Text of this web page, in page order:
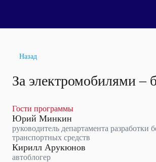
Назад
За электромобилями –
Гости программы
Юрий Минкин
руководитель департамента разработки
транспортных средств
Кирилл Арукюнов
автоблогер